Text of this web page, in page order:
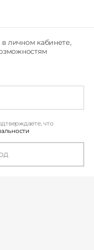
личном кабинете,
что